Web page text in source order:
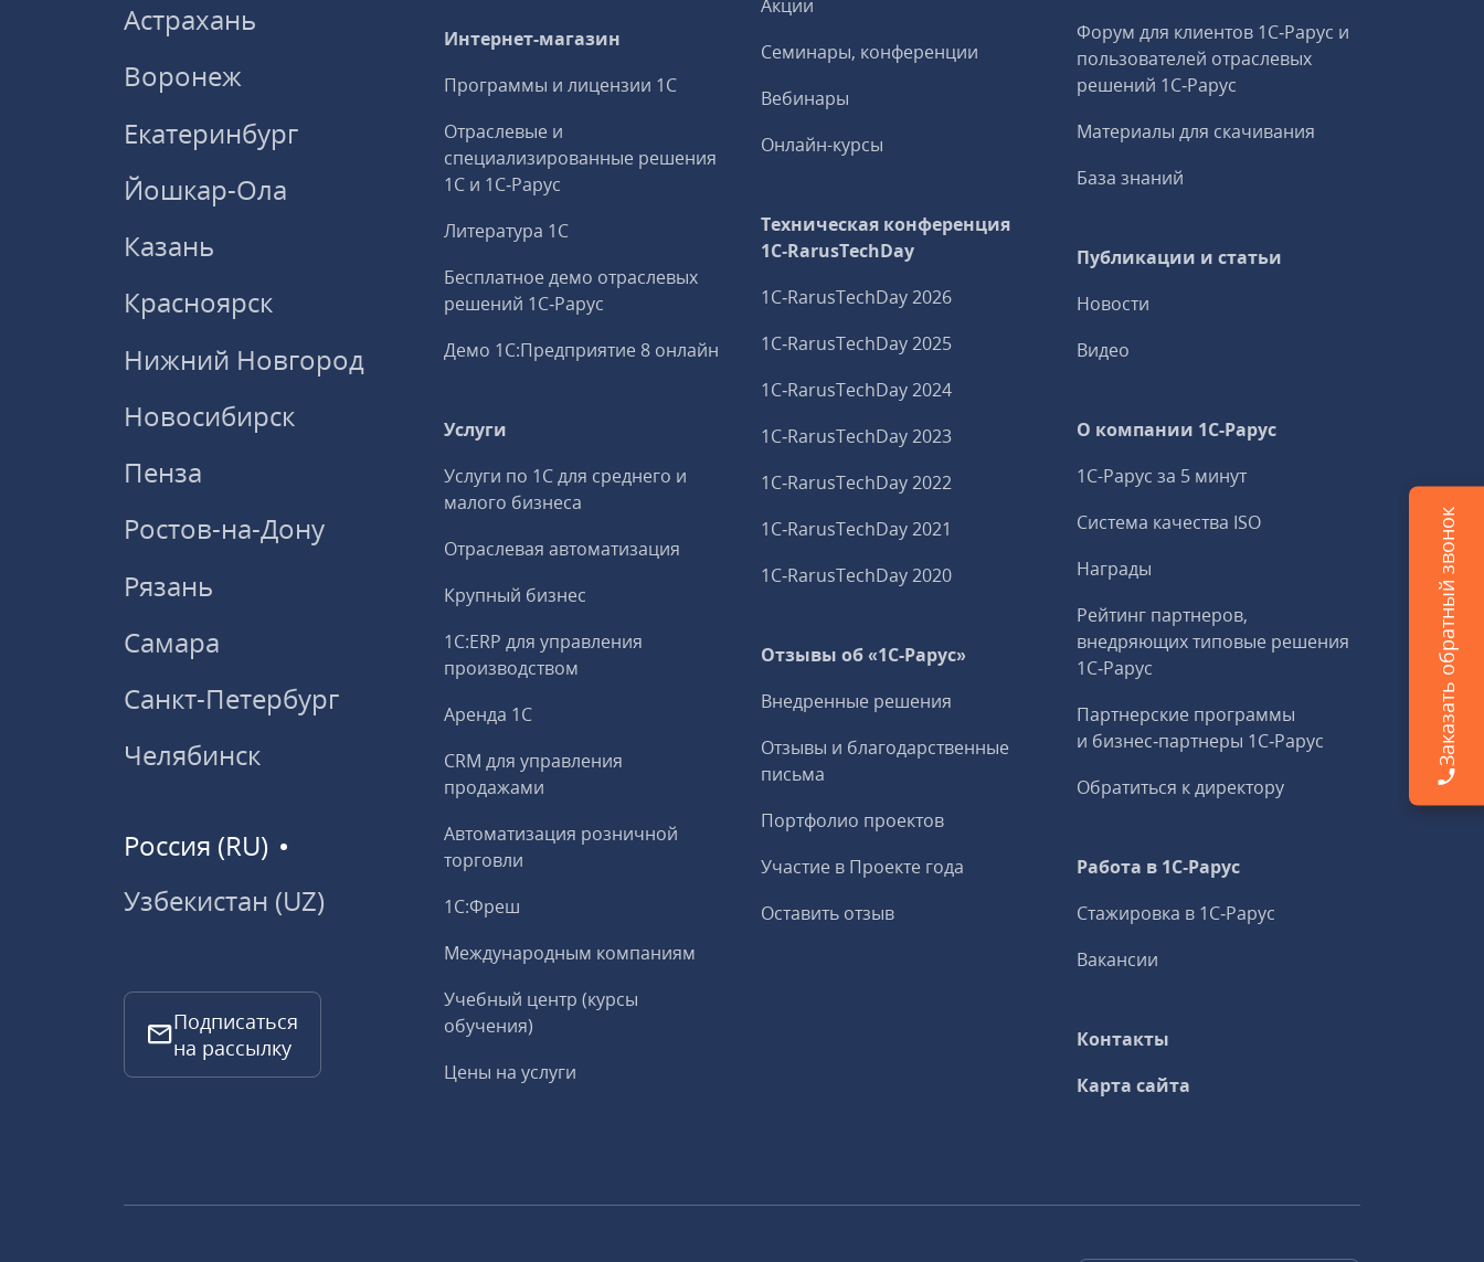
Астрахань
Воронеж
Екатеринбург
Йошкар-Ола
Казань
Красноярск
Нижний Новгород
Новосибирск
Пенза
Ростов-на-Дону
Рязань
Самара
Санкт-Петербург
Челябинск
Россия (RU)
Узбекистан (UZ)
Подписаться
на рассылку
Интернет-магазин
Программы и лицензии 1С
Отраслевые и
специализированные решения
1С и 1С‑Рарус
Литература 1С
Бесплатное демо отраслевых
решений 1С‑Рарус
Демо 1С:Предприятие 8 онлайн
Услуги
Услуги по 1С для среднего и
малого бизнеса
Отраслевая автоматизация
Крупный бизнес
1С:ERP для управления
производством
Аренда 1С
CRM для управления
продажами
Автоматизация розничной
торговли
1С:Фреш
Международным компаниям
Учебный центр (курсы
обучения)
Цены на услуги
Акции
Семинары, конференции
Вебинары
Онлайн-курсы
Техническая конференция
1C‑RarusTechDay
1C‑RarusTechDay 2026
1C‑RarusTechDay 2025
1C‑RarusTechDay 2024
1C‑RarusTechDay 2023
1C‑RarusTechDay 2022
1C‑RarusTechDay 2021
1C‑RarusTechDay 2020
Отзывы об «1С-Рарус»
Внедренные решения
Отзывы и благодарственные
письма
Портфолио проектов
Участие в Проекте года
Оставить отзыв
Форум для клиентов 1С‑Рарус и
пользователей отраслевых
решений 1С‑Рарус
Материалы для скачивания
База знаний
Публикации и статьи
Новости
Видео
О компании 1C-Рарус
1С-Рарус за 5 минут
Система качества ISO
Награды
Рейтинг партнеров,
внедряющих типовые решения
1С‑Рарус
Партнерские программы
и бизнес‑партнеры 1С‑Рарус
Обратиться к директору
Работа в 1С‑Рарус
Стажировка в 1С‑Рарус
Вакансии
Контакты
Карта сайта
Заказать обратный звонок